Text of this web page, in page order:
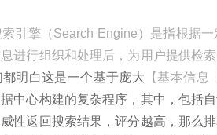
索引擎（Search Engine）是指根据
进行组织和处理后，为用户提供检
明白这是一个基于庞大 【基本信息
中心构建的复杂程序，其中，包括
性返回搜索结果，评分越高，那么